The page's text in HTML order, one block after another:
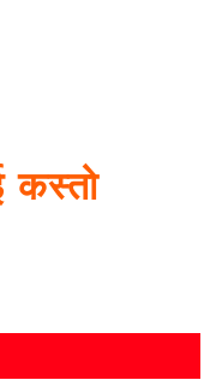
कस्तो